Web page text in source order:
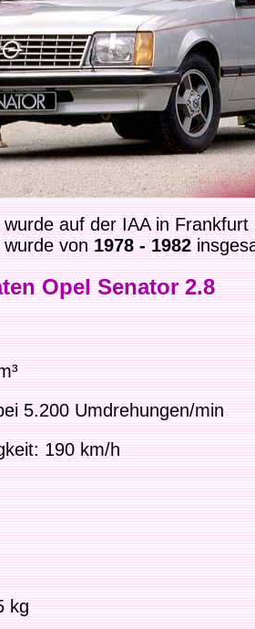
wurde auf der IAA in Frankfurt
wurde von1978 - 1982
Opel Senator 2.8
5.200 Umdrehungen/min
190 km/h
kg